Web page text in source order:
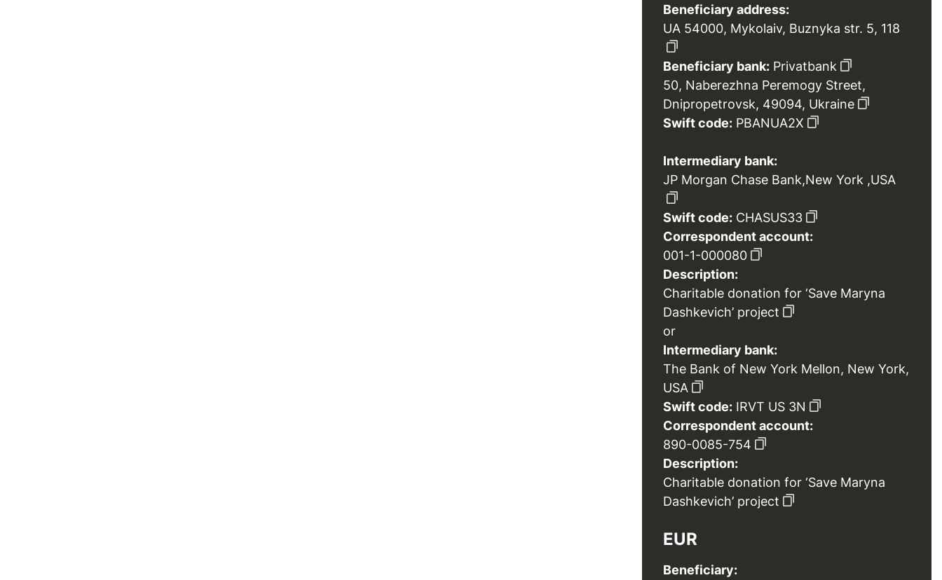
Beneficiary address:
UA 54000, Mykolaiv, Buznyka str. 5, 118
Beneficiary bank: Privatbank
50, Naberezhna Peremogy Street,
Dnipropetrovsk, 49094, Ukraine
Swift code: PBANUA2X
Intermediary bank:
JP Morgan Chase Bank,New York ,USA
Swift code: CHASUS33
Correspondent account:
001-1-000080
Description:
Charitable donation for ‘Save Maryna
Dashkevich’ project
or
Intermediary bank:
The Bank of New York Mellon, New York,
USA
Swift code: IRVT US 3N
Correspondent account:
890-0085-754
Description:
Charitable donation for ‘Save Maryna
Dashkevich’ project
EUR
Beneficiary: